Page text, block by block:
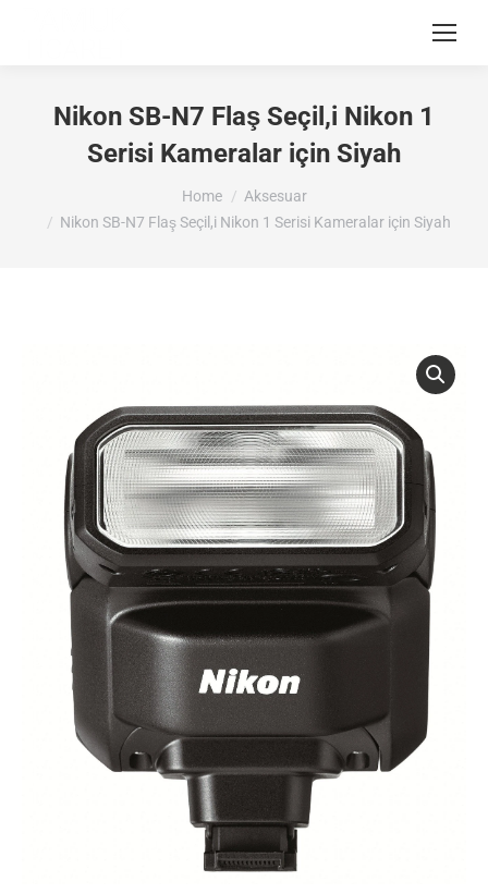
Nikon SB-N7 Flaş Seçil,i Nikon 1
Serisi Kameralar için Siyah
Home
Aksesuar
Nikon SB-N7 Flaş Seçil,i Nikon 1 Serisi Kameralar için Siyah